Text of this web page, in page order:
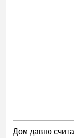
Дом давно